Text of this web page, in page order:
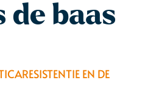
de baas
EN DE